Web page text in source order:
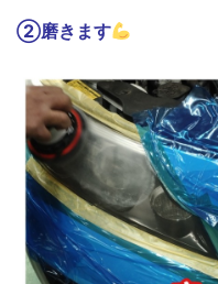
②磨きます